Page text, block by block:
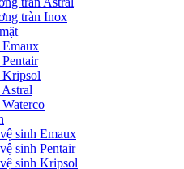
tràn Inox
sinh Emaux
sinh Pentair
sinh Kripsol